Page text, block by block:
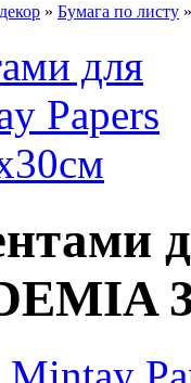
» Бумага по листу